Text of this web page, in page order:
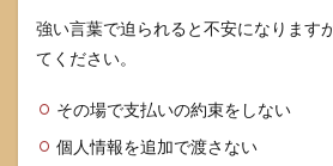
どの
タイ
ミン
相談
窓口
を使
強い言葉で迫られると不安になります
てください。
その場で支払いの約束をしない
個人情報を追加で渡さない